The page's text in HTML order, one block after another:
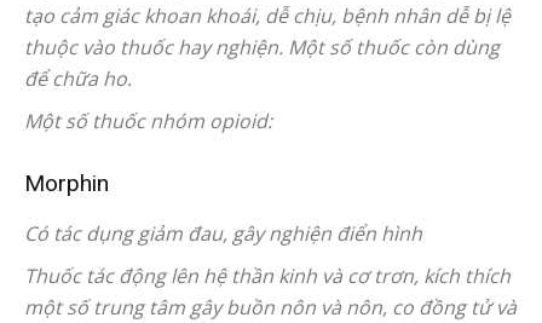
tạo cảm giác khoan khoái, dễ chịu, bệnh nhân dễ bị lệ
thuộc vào thuốc hay nghiện. Một số thuốc còn dùng
để chữa ho.
Một số thuốc nhóm opioid:
Morphin
Có tác dụng giảm đau, gây nghiện điển hình
Thuốc tác động lên hệ thần kinh và cơ trơn, kích thích
một số trung tâm gây buồn nôn và nôn, co đồng tử và